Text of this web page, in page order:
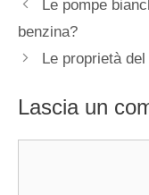
Le pompe
benzina?
Le proprietà
Lascia un